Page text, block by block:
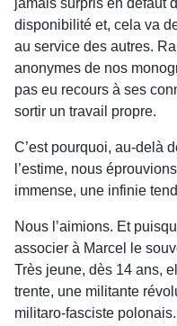
jamais surpris en défaut
disponibilité et, cela va
au service des autres.
anonymes de nos
pas eu recours à ses
sortir un travail propre.
C’est pourquoi, au-delà
l’estime, nous
immense, une infinie
Nous l’aimions. Et
associer à Marcel le
Très jeune, dès 14 ans,
trente, une militante
militaro-fasciste